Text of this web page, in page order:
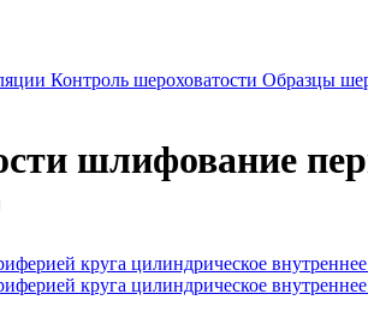
Контроль шероховатости Образцы
шлифование